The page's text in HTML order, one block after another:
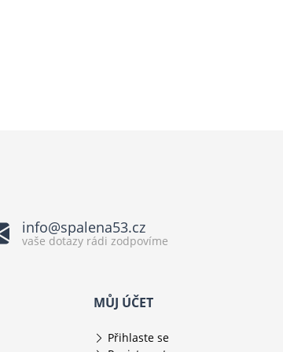
info@spalena53.cz
vaše dotazy rádi zodpovíme
MŮJ ÚČET
Přihlaste se